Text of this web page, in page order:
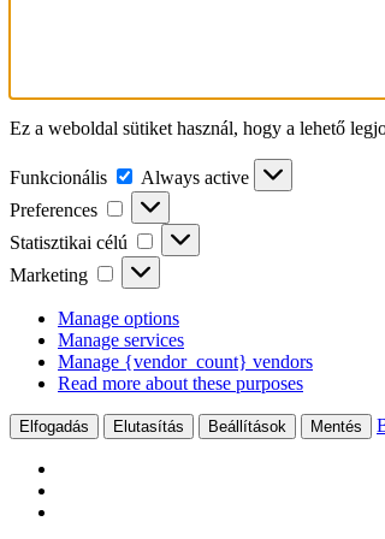
Ez a weboldal sütiket használ, hogy a lehető
Funkcionális Funkcionális
Always active
Preferences
Preferences
Statisztikai célú
Statisztikai
célú
Marketing
Marketing
Manage options
Manage services
Manage {vendor_count} vendors
Read more about these purposes
Elfogadás Elutasítás Beállítások Mentés